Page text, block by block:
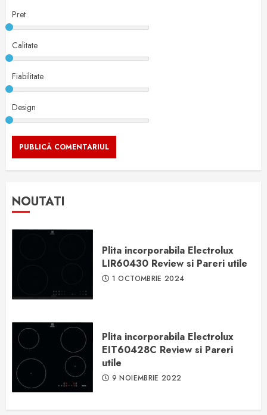
Pret
Calitate
Fiabilitate
Design
NOUTATI
Plita incorporabila Electrolux
LIR60430 Review si Pareri utile
1 OCTOMBRIE 2024
Plita incorporabila Electrolux
EIT60428C Review si Pareri
utile
9 NOIEMBRIE 2022